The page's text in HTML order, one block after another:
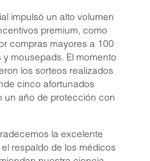
impulsó un alto volumen
premium, como
compras mayores a 100
mousepads. El momento
los sorteos realizados
cinco afortunados
un año de protección con
la excelente
respaldo de los médicos